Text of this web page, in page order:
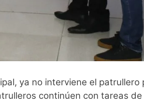
ya no interviene el
continúen con tareas